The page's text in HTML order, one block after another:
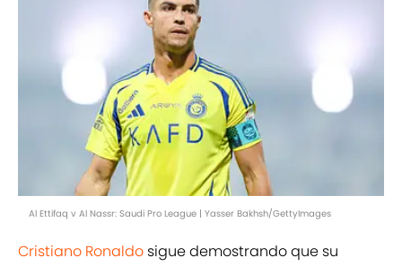
Al Ettifaq v Al Nassr: Saudi Pro League | Yasser Bakhsh/GettyImages
Cristiano Ronaldo sigue demostrando que su